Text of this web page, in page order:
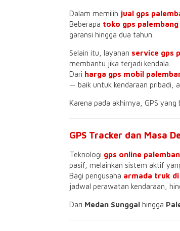
Dalam memilih jual gps
Beberapa toko gps palembang
garansi hingga dua tahun.
Selain itu, layanan service gps
membantu jika terjadi kendala.
Dari harga gps mobil
— baik untuk kendaraan pribadi,
Karena pada akhirnya, GPS
GPS Tracker dan Masa
Teknologi gps online
pasif, melainkan sistem aktif
Bagi pengusaha armada truk di
jadwal perawatan kendaraan,
Dari Medan Sunggal hingga